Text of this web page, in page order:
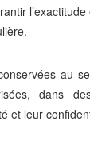
au
dans
et leur